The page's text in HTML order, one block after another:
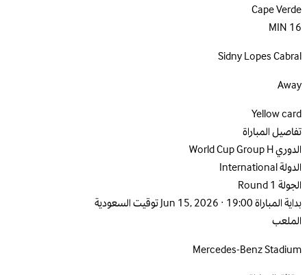
Cape Verde
16
MIN
Sidny Lopes Cabral
Away
Yellow card
تفاصيل المباراة
الدوريWorld Cup Group H
الدولةInternational
الجولة Round 1
بداية المباراةJun 15, 2026 · 19:00 توقيت السعودية
الملعب
Mercedes-Benz Stadium